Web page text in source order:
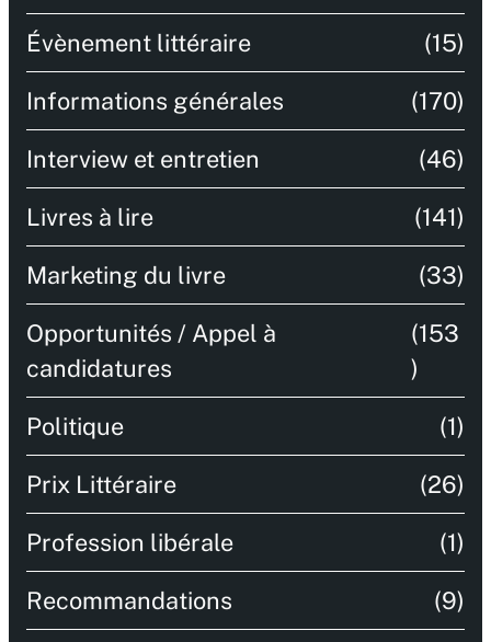
Évènement littéraire (15)
Informations générales (170)
Interview et entretien (46)
Livres à lire (141)
Marketing du livre (33)
Opportunités / Appel à
candidatures
(153
)
Politique (1)
Prix Littéraire (26)
Profession libérale (1)
Recommandations (9)